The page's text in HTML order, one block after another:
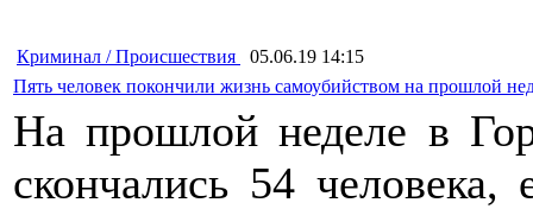
Криминал / Происшествия
05.06.19 14:15
Пять человек покончили жизнь самоубийством на прошлой
На прошлой неделе в
скончались 54 человека,